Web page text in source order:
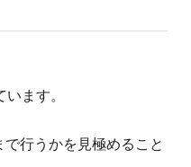
ます。
行うかを見極めること